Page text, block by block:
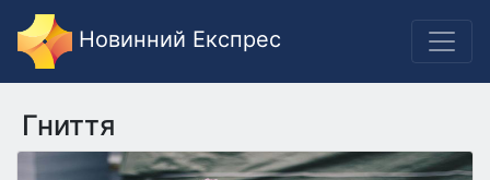
Новинний Експрес
Гниття